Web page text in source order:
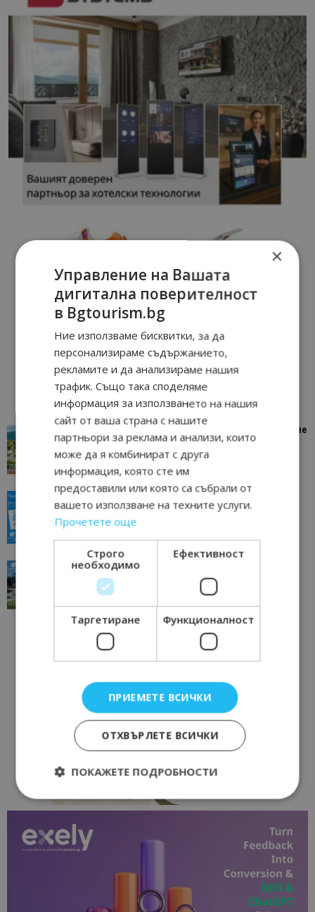
“Пощенска картичка от…”: Петрич – Изживяване
отвъд очакваното
Петрич 11/07/2026 11:22
“Пощенска картичка от…”: Пловдив, градът на
всички времена
Пловдив 23/06/2026 10:00
“Пощенска картичка от…”: Перник – град на
традициите, културата и вдъхновяващите...
Перник
×
Управление на Вашата
дигитална поверителност
в Bgtourism.bg
Ние използваме бисквитки, за да
персонализираме съдържанието,
рекламите и да анализираме нашия
трафик. Също така споделяме
информация за използването на нашия
сайт от ваша страна с нашите
партньори за реклама и анализи, които
може да я комбинират с друга
информация, която сте им
предоставили или която са събрали от
вашето използване на техните услуги.
Прочетете още
Строго
необходимо
Ефективност
Таргетиране Функционалност
ПРИЕМЕТЕ ВСИЧКИ
ОТХВЪРЛЕТЕ ВСИЧКИ
ПОКАЖЕТЕ ПОДРОБНОСТИ
Строго необходимо
Таргетиране
Строго необходимите бисквитки позволяват
основната функционалност на уебсайта, като
потребителско влизане и управление на
акаунта. Уебсайтът не може да се използва